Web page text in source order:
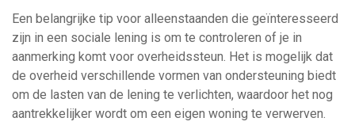
Een belangrijke tip voor alleenstaanden die geïnteresseerd
zijn in een sociale lening is om te controleren of je in
aanmerking komt voor overheidssteun. Het is mogelijk dat
de overheid verschillende vormen van ondersteuning biedt
om de lasten van de lening te verlichten, waardoor het nog
aantrekkelijker wordt om een eigen woning te verwerven.